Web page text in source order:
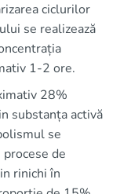
ciclurilor
se realizează
1-2 ore.
28%
substanța activă
se
de
rinichi în